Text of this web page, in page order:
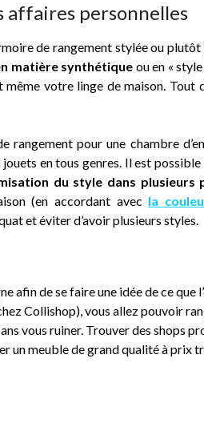
affaires personnelles
de rangement stylée ou
matière synthétique ou en «
votre linge de maison. Tout
rangement pour une chambre
en tous genres. Il est possible
du style dans plusieurs
(en accordant avec la
et éviter d’avoir plusieurs styles.
afin de se faire une idée de ce que
Collishop), vous allez pouvoir
vous ruiner. Trouver des shops
un meuble de grand qualité à prix